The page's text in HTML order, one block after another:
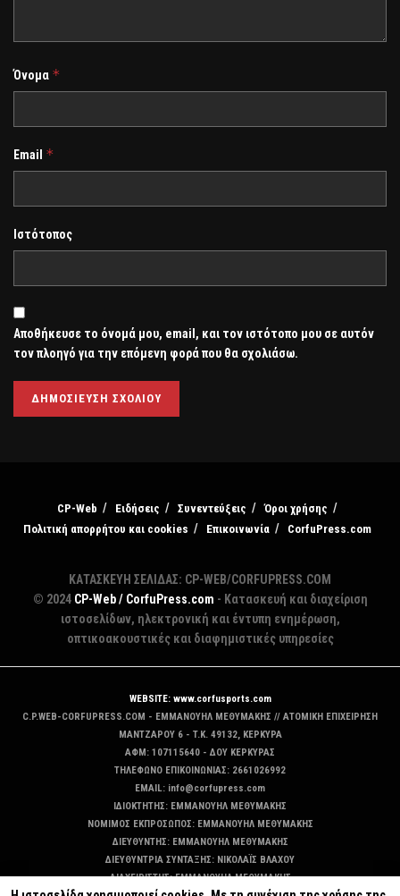
Όνομα *
Email *
Ιστότοπος
Αποθήκευσε το όνομά μου, email, και τον ιστότοπο μου σε αυτόν
τον πλοηγό για την επόμενη φορά που θα σχολιάσω.
CP-Web Ειδήσεις Συνεντεύξεις
Όροι χρήσης
Πολιτική απορρήτου και cookies
Επικοινωνία CorfuPress.com
ΚΑΤΑΣΚΕΥΗ ΣΕΛΙΔΑΣ: CP-WEB/CORFUPRESS.COM
© 2024 CP-Web / CorfuPress.com - Κατασκευή και διαχείριση
ιστοσελίδων, ηλεκτρονική και έντυπη ενημέρωση,
οπτικοακουστικές και διαφημιστικές υπηρεσίες
WEBSITE: www.corfusports.com
C.P.WEB-CORFUPRESS.COM - ΕΜΜΑΝΟΥΗΛ ΜΕΘΥΜΑΚΗΣ // ΑΤΟΜΙΚΗ ΕΠΙΧΕΙΡΗΣΗ
MANTZAΡΟΥ 6 - T.K. 49132, ΚΕΡΚΥΡΑ
ΑΦΜ: 107115640 - ΔΟΥ ΚΕΡΚΥΡΑΣ
ΤΗΛΕΦΩΝΟ ΕΠΙΚΟΙΝΩΝΙΑΣ: 2661026992
EMAIL: info@corfupress.com
ΙΔΙΟΚΤΗΤΗΣ: EMMANOYΗΛ ΜΕΘΥΜΑΚΗΣ
ΝΟΜΙΜΟΣ ΕΚΠΡΟΣΩΠΟΣ: EMMANOYΗΛ ΜΕΘΥΜΑΚΗΣ
ΔΙΕΥΘΥΝΤΗΣ: EMMANOYΗΛ ΜΕΘΥΜΑΚΗΣ
ΔΙΕΥΘΥΝΤΡΙΑ ΣΥΝΤΑΞΗΣ: ΝΙΚΟΛΑΪΣ ΒΛΑΧΟΥ
ΔΙΑΧΕΙΡΙΣΤΗΣ: EMMANOYΗΛ ΜΕΘΥΜΑΚΗΣ